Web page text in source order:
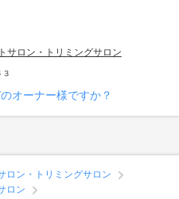
サロン・トリミングサロン
オーナー様ですか？
ロン・トリミングサロン
ロン